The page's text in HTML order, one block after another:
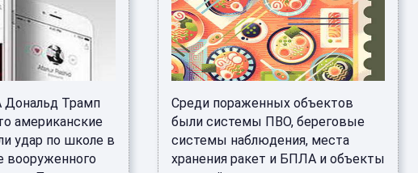
Трамп
американские
удар по школе в
вооруженного
Среди пораженных объектов
были системы ПВО, береговые
системы наблюдения, места
хранения ракет и БПЛА и объекты